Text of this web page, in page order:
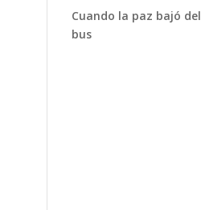
Cuando la paz bajó del
bus